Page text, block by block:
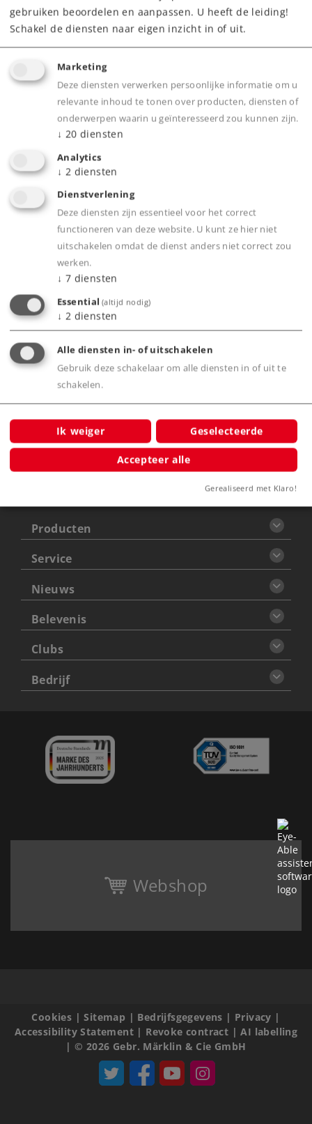
Dealer zoeken
Downloads
Product
Productinfo
Waarschuwing
Let op: Niet voor kinderen onder
Producten
Service
Nieuws
Belevenis
Clubs
Bedrijf
Webshop
Cookies |Sitemap | Bedrijfsgegevens | Privacy |
Accessibility Statement| Revoke contract |AI labelling
|© 2026 Gebr. Märklin & Cie GmbH
gebruiken beoordelen en aanpassen. U heeft de leiding!
Schakel de diensten naar eigen inzicht in of uit.
Marketing
Deze diensten verwerken persoonlijke informatie om u
relevante inhoud te tonen over producten, diensten of
onderwerpen waarin u geïnteresseerd zou kunnen zijn.
↓ 20 diensten
Analytics
↓ 2 diensten
Dienstverlening
Deze diensten zijn essentieel voor het correct
functioneren van deze website. U kunt ze hier niet
uitschakelen omdat de dienst anders niet correct zou
werken.
↓ 7 diensten
Essential (altijd nodig)
↓ 2 diensten
Alle diensten in- of uitschakelen
Gebruik deze schakelaar om alle diensten in of uit te
schakelen.
Ik weiger Geselecteerde
Accepteer alle
Gerealiseerd met Klaro!